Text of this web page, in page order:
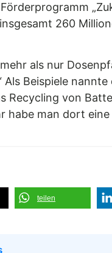
260
als nur
Beispiele
Recycling von
habe man dort
teilen